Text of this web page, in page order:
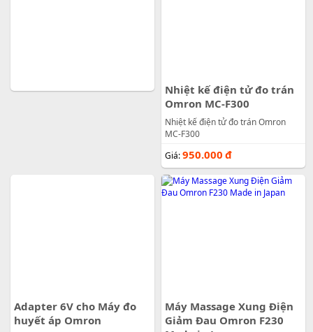
Nhiệt kế điện tử đo trán
Omron MC-F300
Nhiệt kế điện tử đo trán Omron
MC-F300
Giá:950.000 đ
Adapter 6V cho Máy đo
huyết áp Omron
Máy Massage Xung Điện
Giảm Đau Omron F230